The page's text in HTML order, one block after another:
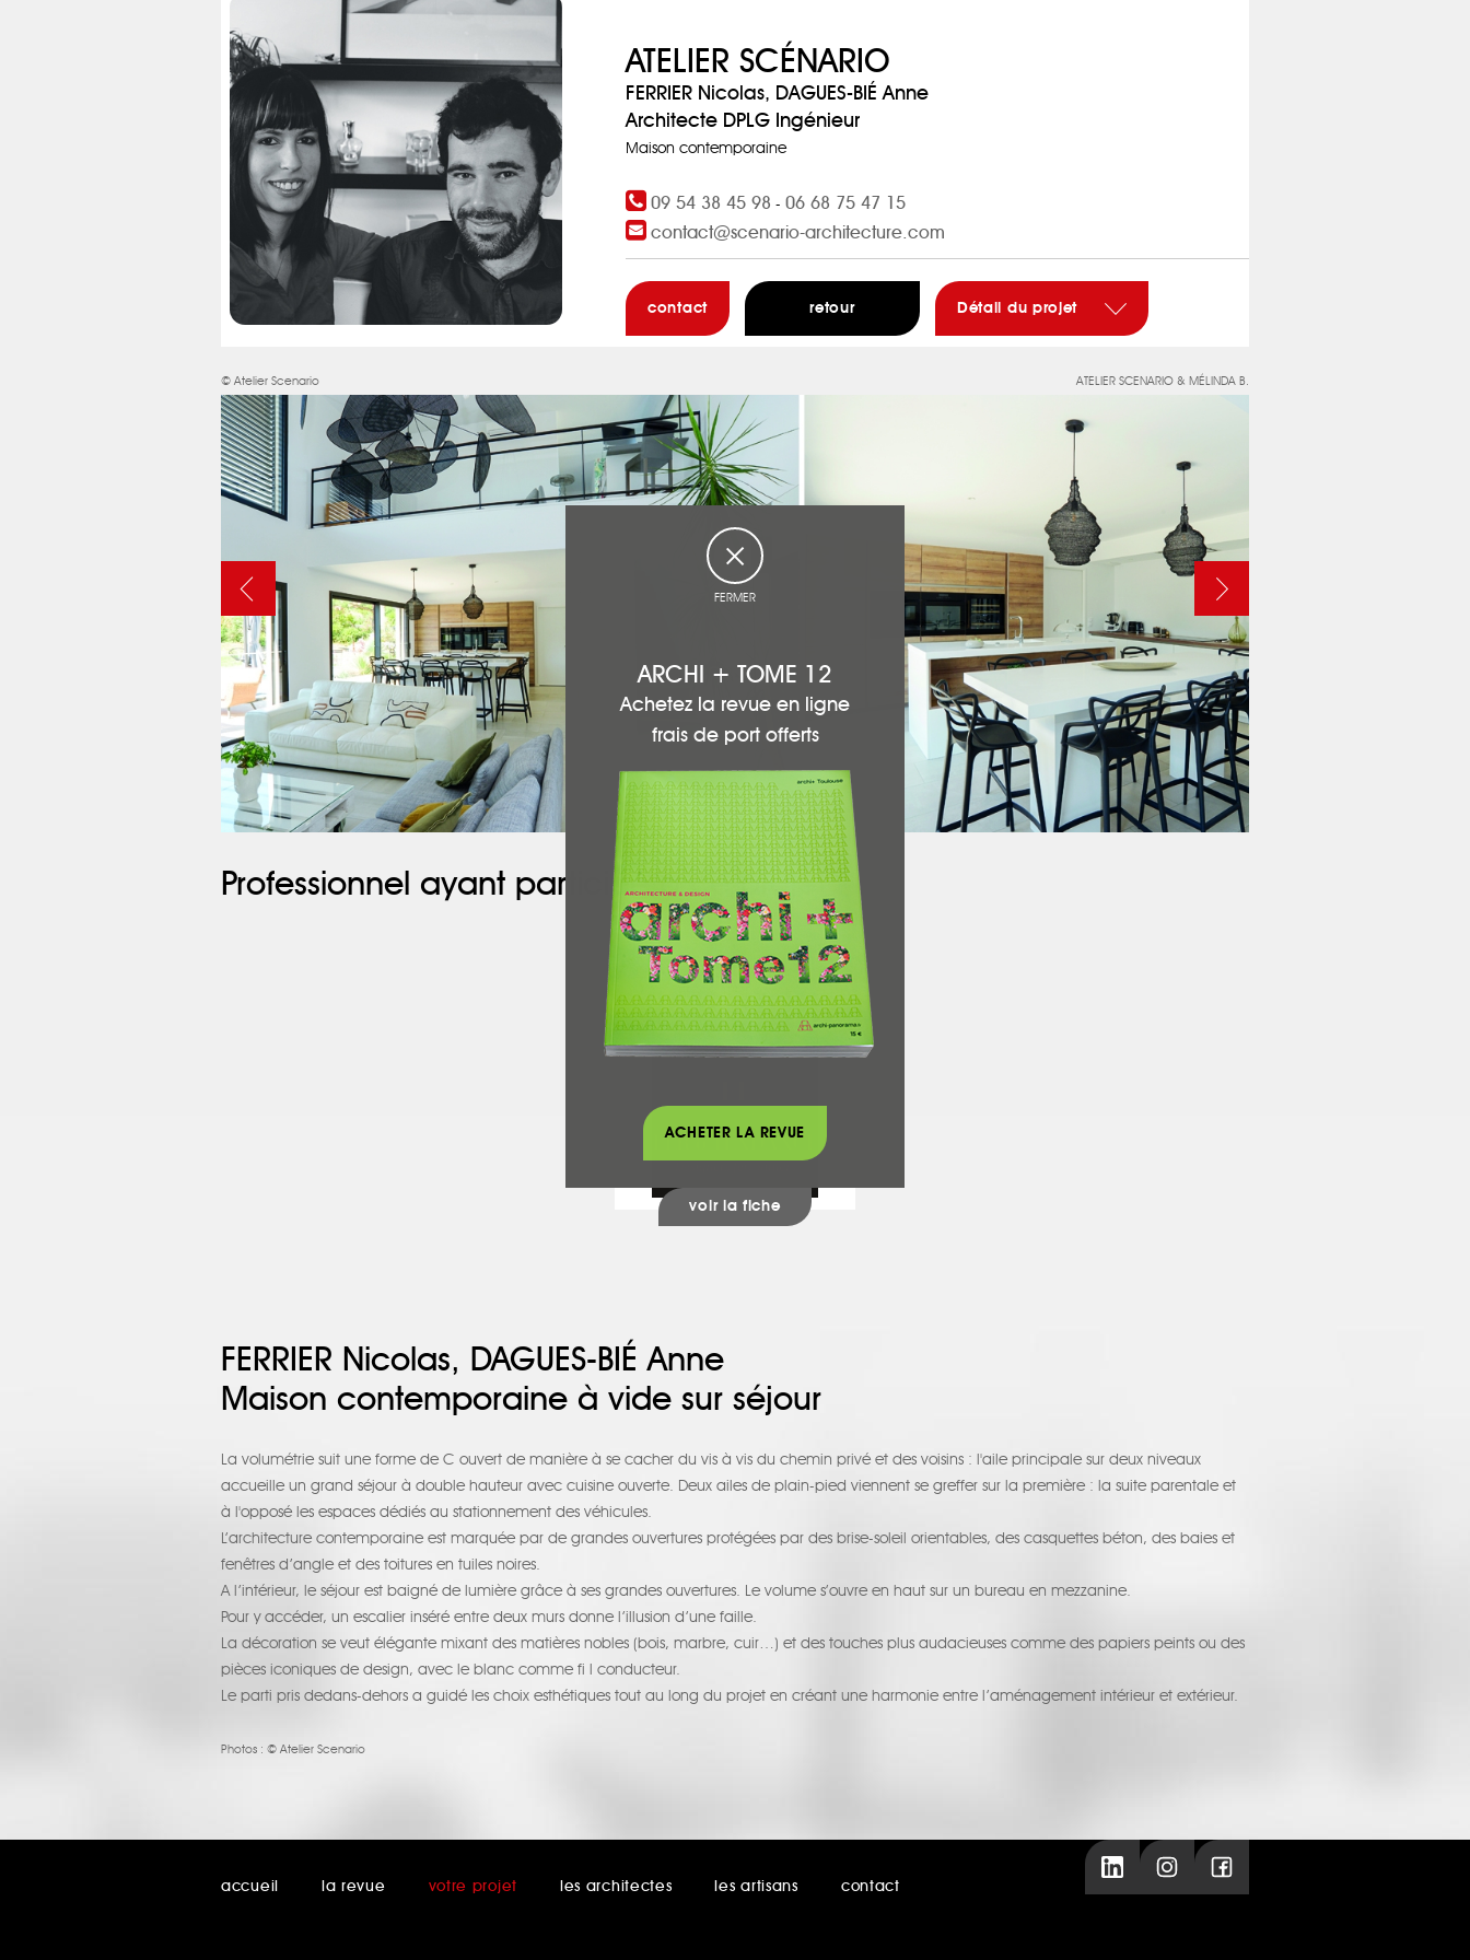
ATELIER SCÉNARIO
FERRIER Nicolas, DAGUES-BIÉ Anne
Architecte DPLG Ingénieur
Maison contemporaine
09 54 38 45 98 - 06 68 75 47 15
contact@scenario-architecture.com
contact retour Détail du projet
© Atelier Scenario ATELIER SCENARIO & MÉLINDA B.
Professionnel ayant participé à ce projet :
FER & TENDANCE
Escaliers
voir la fiche
FERRIER Nicolas, DAGUES-BIÉ Anne
Maison contemporaine à vide sur séjour
La volumétrie suit une forme de C ouvert de manière à se cacher du vis à vis du chemin privé et des voisins : l'aile principale sur deux niveaux
accueille un grand séjour à double hauteur avec cuisine ouverte. Deux ailes de plain-pied viennent se greffer sur la première : la suite parentale et
à l'opposé les espaces dédiés au stationnement des véhicules.
L’architecture contemporaine est marquée par de grandes ouvertures protégées par des brise-soleil orientables, des casquettes béton, des baies et
fenêtres d’angle et des toitures en tuiles noires.
A l’intérieur, le séjour est baigné de lumière grâce à ses grandes ouvertures. Le volume s’ouvre en haut sur un bureau en mezzanine.
Pour y accéder, un escalier inséré entre deux murs donne l’illusion d’une faille.
La décoration se veut élégante mixant des matières nobles (bois, marbre, cuir…) et des touches plus audacieuses comme des papiers peints ou des
pièces iconiques de design, avec le blanc comme fi l conducteur.
Le parti pris dedans-dehors a guidé les choix esthétiques tout au long du projet en créant une harmonie entre l’aménagement intérieur et extérieur.
Photos : © Atelier Scenario
accueil la revue votre projet les architectes les artisans contact
FERMER
ARCHI + TOME 12
Achetez la revue en ligne
frais de port offerts
ACHETER LA REVUE